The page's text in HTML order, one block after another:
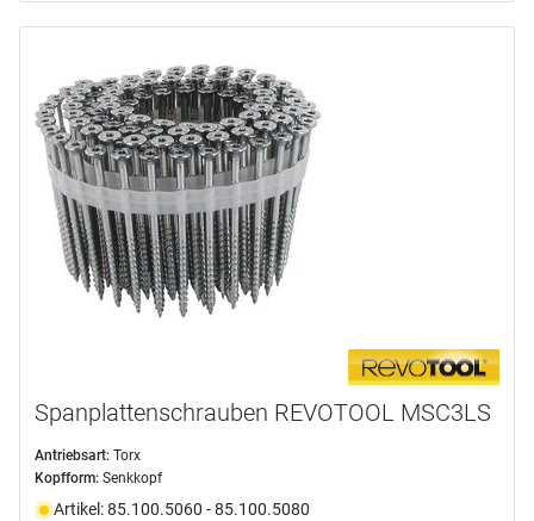
Spanplattenschrauben REVOTOOL MSC3LS
Antriebsart: Torx
Kopfform: Senkkopf
Artikel: 85.100.5060 - 85.100.5080